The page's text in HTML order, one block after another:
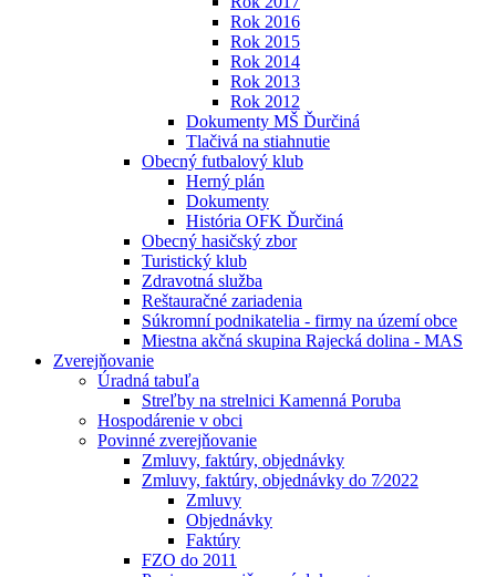
Rok 2016
Rok 2015
Rok 2014
Rok 2013
Rok 2012
Dokumenty MŠ Ďurčiná
Tlačivá na stiahnutie
Obecný futbalový klub
Herný plán
Dokumenty
História OFK Ďurčiná
Obecný hasičský zbor
Turistický klub
Zdravotná služba
Reštauračné zariadenia
Súkromní podnikatelia - firmy na území obce
Miestna akčná skupina Rajecká dolina - MAS
Zverejňovanie
Úradná tabuľa
Streľby na strelnici Kamenná Poruba
Hospodárenie v obci
Povinné zverejňovanie
Zmluvy, faktúry, objednávky
Zmluvy, faktúry, objednávky do 7⁄2022
Zmluvy
Objednávky
Faktúry
FZO do 2011